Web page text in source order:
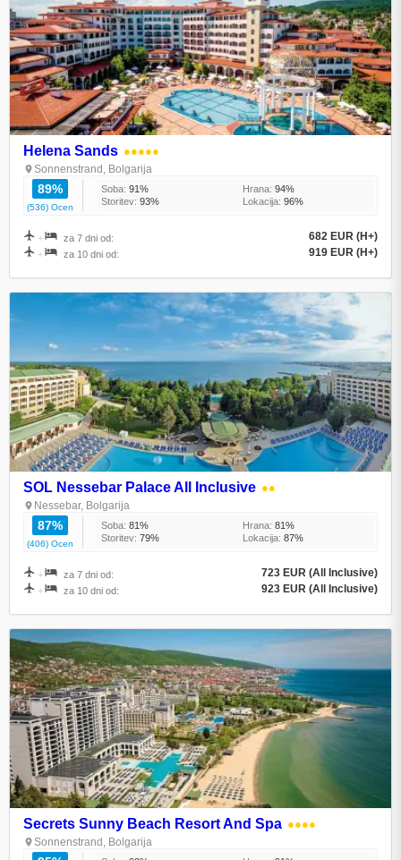
Helena Sands ●●●●●
Sonnenstrand, Bolgarija
89%
(536) Ocen
Soba: 91% Hrana: 94%
Storitev: 93% Lokacija: 96%
+ za 7 dni od: 682 EUR (H+)
+ za 10 dni od: 919 EUR (H+)
SOL Nessebar Palace All Inclusive ●●
Nessebar, Bolgarija
87%
(406) Ocen
Soba: 81% Hrana: 81%
Storitev: 79% Lokacija: 87%
+ za 7 dni od: 723 EUR (All Inclusive)
+ za 10 dni od: 923 EUR (All Inclusive)
Secrets Sunny Beach Resort And Spa ●●●●
Sonnenstrand, Bolgarija